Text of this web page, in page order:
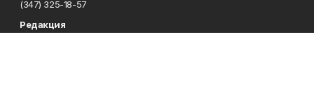
(347) 325-18-57
Редакция
(347) 325-18-57